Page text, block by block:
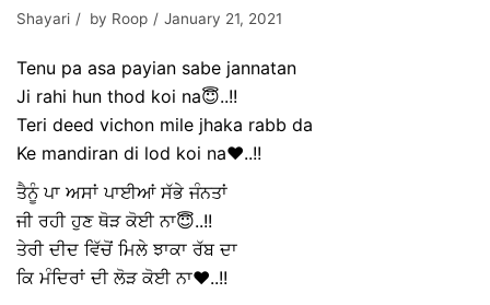
Shayari
by Roop January 21, 2021
Tenu pa asa payian sabe jannatan
Ji rahi hun thod koi na😇..!!
Teri deed vichon mile jhaka rabb da
Ke mandiran di lod koi na❤️..!!
ਤੈਨੂੰ ਪਾ ਅਸਾਂ ਪਾਈਆਂ ਸੱਭੇ ਜੰਨਤਾਂ
ਜੀ ਰਹੀ ਹੁਣ ਥੋੜ ਕੋਈ ਨਾ😇..!!
ਤੇਰੀ ਦੀਦ ਵਿੱਚੋਂ ਮਿਲੇ ਝਾਕਾ ਰੱਬ ਦਾ
ਕਿ ਮੰਦਿਰਾਂ ਦੀ ਲੋੜ ਕੋਈ ਨਾ❤️..!!